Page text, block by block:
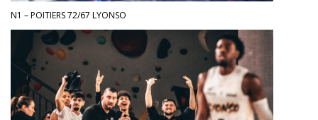
N1 – POITIERS 72/67 LYONSO